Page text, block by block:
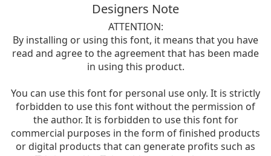
Designers Note
ATTENTION:
By installing or using this font, it means that you have
read and agree to the agreement that has been made
in using this product.
You can use this font for personal use only. It is strictly
forbidden to use this font without the permission of
the author. It is forbidden to use this font for
commercial purposes in the form of finished products
or digital products that can generate profits such as